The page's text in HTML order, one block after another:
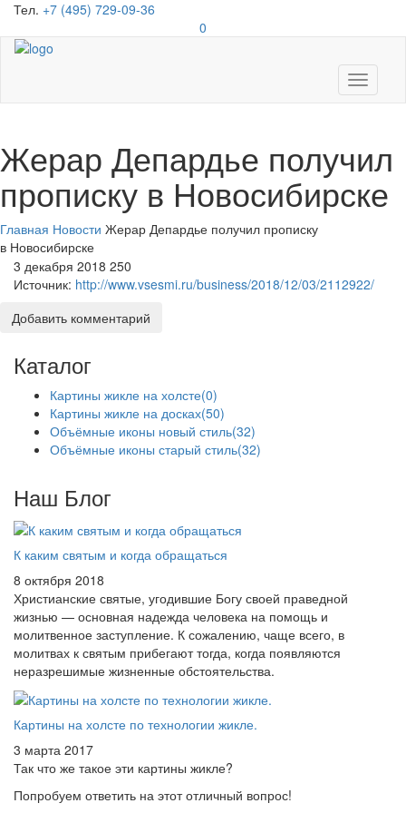
Тел. +7 (495) 729-09-36
0
Toggle
Жерар Депардье получил
прописку в Новосибирске
Главная Новости Жерар Депардье получил прописку
в Новосибирске
3 декабря 2018 250
Источник: http://www.vsesmi.ru/business/2018/12/03/2112922/
Добавить комментарий
Каталог
Картины жикле на холсте(0)
Картины жикле на досках(50)
Объёмные иконы новый стиль(32)
Объёмные иконы старый стиль(32)
Наш Блог
К каким святым и когда обращаться
8 октября 2018
Христианские святые, угодившие Богу своей праведной
жизнью — основная надежда человека на помощь и
молитвенное заступление. К сожалению, чаще всего, в
молитвах к святым прибегают тогда, когда появляются
неразрешимые жизненные обстоятельства.
Картины на холсте по технологии жикле.
3 марта 2017
Так что же такое эти картины жикле?
Попробуем ответить на этот отличный вопрос!